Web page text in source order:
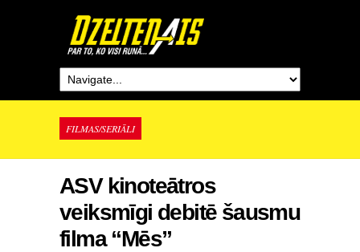
FILMAS/SERIĀLI
ASV kinoteātros
veiksmīgi debitē šausmu
filma “Mēs”